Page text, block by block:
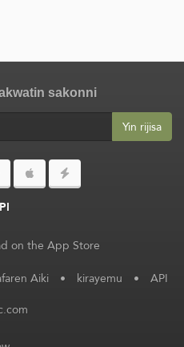
sakonni
Yin rijisa
Aiki • kirayemu • API